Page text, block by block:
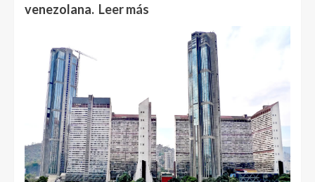
venezolana. Leer más